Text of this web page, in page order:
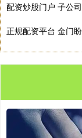
配资炒股门户 子公
正规配资平台 金门